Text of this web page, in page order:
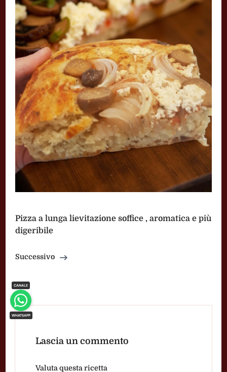
Pizza a lunga lievitazione soffice , aromatica e più
digeribile
Successivo
Lascia un commento
Valuta questa ricetta